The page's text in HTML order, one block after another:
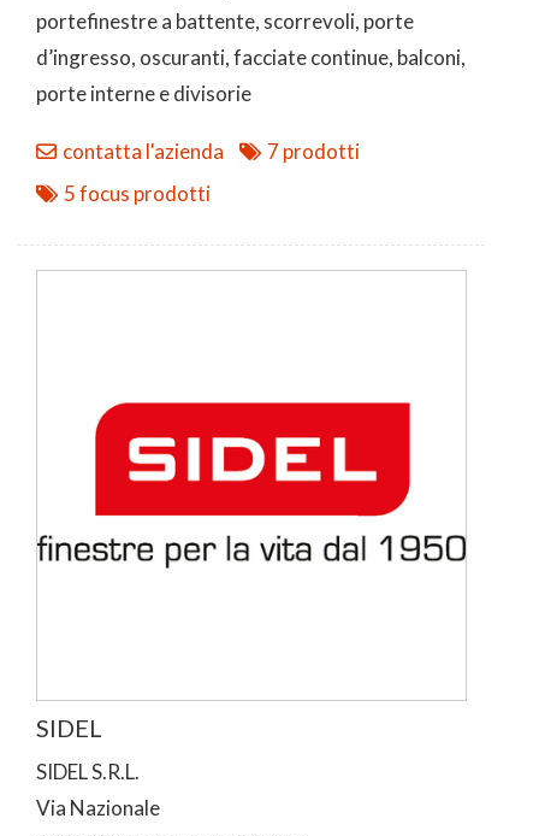
portefinestre a battente, scorrevoli, porte
d’ingresso, oscuranti, facciate continue, balconi,
porte interne e divisorie
contatta l'azienda
7 prodotti
5 focus prodotti
SIDEL
SIDEL S.R.L.
Via Nazionale